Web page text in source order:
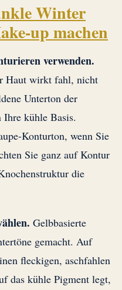
Winter
up machen
verwenden.
Haut wirkt fahl, nicht
Unterton der
Ihre kühle Basis.
Konturton, wenn Sie
Sie ganz auf Kontur
die
Gelbbasierte
gemacht. Auf
fleckigen, aschfahlen
das kühle Pigment legt,